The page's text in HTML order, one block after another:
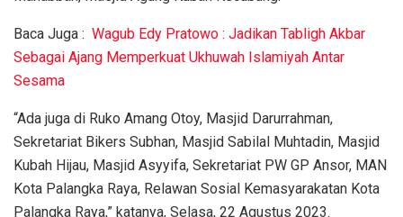
Baca Juga : Wagub Edy Pratowo : Jadikan Tabligh Akbar
Sebagai Ajang Memperkuat Ukhuwah Islamiyah Antar
Sesama
“Ada juga di Ruko Amang Otoy, Masjid Darurrahman,
Sekretariat Bikers Subhan, Masjid Sabilal Muhtadin, Masjid
Kubah Hijau, Masjid Asyyifa, Sekretariat PW GP Ansor, MAN
Kota Palangka Raya, Relawan Sosial Kemasyarakatan Kota
Palangka Raya,” katanya, Selasa, 22 Agustus 2023.